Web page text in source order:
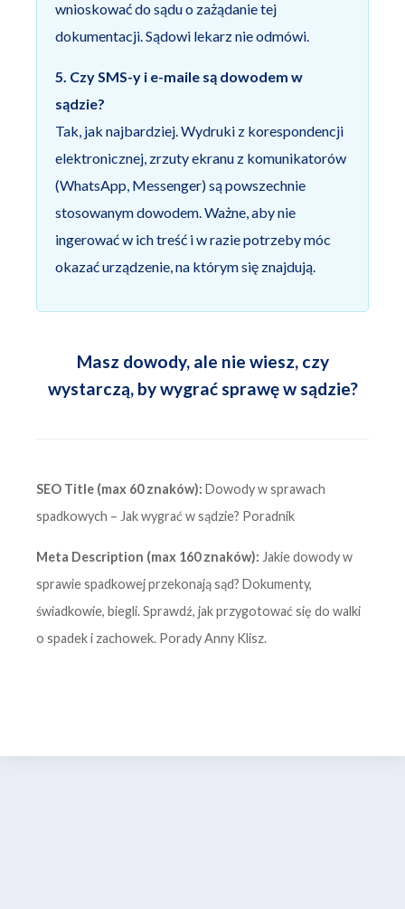
wnioskować do sądu o zażądanie tej
dokumentacji. Sądowi lekarz nie odmówi.
5. Czy SMS-y i e-maile są dowodem w
sądzie?
Tak, jak najbardziej. Wydruki z korespondencji
elektronicznej, zrzuty ekranu z komunikatorów
(WhatsApp, Messenger) są powszechnie
stosowanym dowodem. Ważne, aby nie
ingerować w ich treść i w razie potrzeby móc
okazać urządzenie, na którym się znajdują.
Masz dowody, ale nie wiesz, czy
wystarczą, by wygrać sprawę w sądzie?
SEO Title (max 60 znaków): Dowody w sprawach
spadkowych – Jak wygrać w sądzie? Poradnik
Meta Description (max 160 znaków): Jakie dowody w
sprawie spadkowej przekonają sąd? Dokumenty,
świadkowie, biegli. Sprawdź, jak przygotować się do walki
o spadek i zachowek. Porady Anny Klisz.